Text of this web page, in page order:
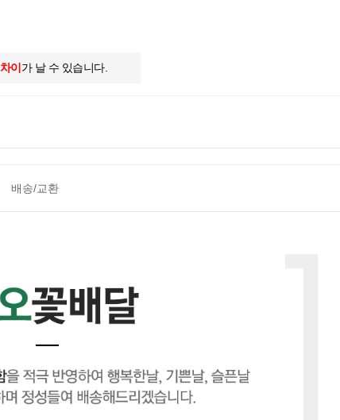
차이 가 날 수 있습니다.
배송/교환